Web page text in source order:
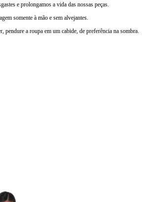
e prolongamos a vida das nossas peças.
somente à mão e sem alvejantes.
pendure a roupa em um cabide, de preferência na sombra.